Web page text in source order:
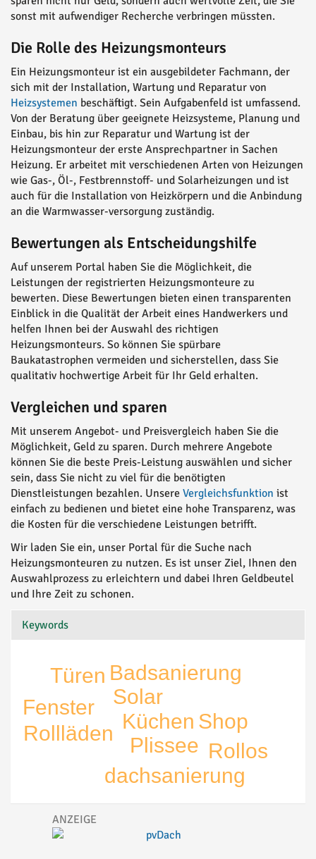
sonst mit aufwendiger Recherche verbringen müssten.
Die Rolle des Heizungsmonteurs
Ein Heizungsmonteur ist ein ausgebildeter Fachmann, der
sich mit der Installation, Wartung und Reparatur von
Heizsystemen beschäftigt. Sein Aufgabenfeld ist umfassend.
Von der Beratung über geeignete Heizsysteme, Planung und
Einbau, bis hin zur Reparatur und Wartung ist der
Heizungsmonteur der erste Ansprechpartner in Sachen
Heizung. Er arbeitet mit verschiedenen Arten von Heizungen
wie Gas-, Öl-, Festbrennstoff- und Solarheizungen und ist
auch für die Installation von Heizkörpern und die Anbindung
an die Warmwasser-versorgung zuständig.
Bewertungen als Entscheidungshilfe
Auf unserem Portal haben Sie die Möglichkeit, die
Leistungen der registrierten Heizungsmonteure zu
bewerten. Diese Bewertungen bieten einen transparenten
Einblick in die Qualität der Arbeit eines Handwerkers und
helfen Ihnen bei der Auswahl des richtigen
Heizungsmonteurs. So können Sie spürbare
Baukatastrophen vermeiden und sicherstellen, dass Sie
qualitativ hochwertige Arbeit für Ihr Geld erhalten.
Vergleichen und sparen
Mit unserem Angebot- und Preisvergleich haben Sie die
Möglichkeit, Geld zu sparen. Durch mehrere Angebote
können Sie die beste Preis-Leistung auswählen und sicher
sein, dass Sie nicht zu viel für die benötigten
Dienstleistungen bezahlen. Unsere Vergleichsfunktion ist
einfach zu bedienen und bietet eine hohe Transparenz, was
die Kosten für die verschiedene Leistungen betrifft.
Wir laden Sie ein, unser Portal für die Suche nach
Heizungsmonteuren zu nutzen. Es ist unser Ziel, Ihnen den
Auswahlprozess zu erleichtern und dabei Ihren Geldbeutel
und Ihre Zeit zu schonen.
Keywords
Küchen
Plissee
Solar
dachsanierung
Badsanierung
Rollläden
Fenster
Shop
Türen
Rollos